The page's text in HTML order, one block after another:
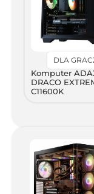
DLA
Komputer
DRACO
C11600K